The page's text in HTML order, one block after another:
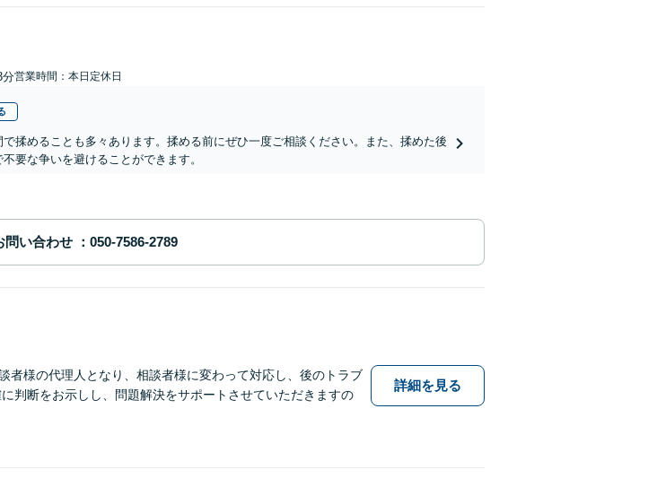
分営業時間：本日定休日
で揉めることも多々あります。揉める前にぜひ一度ご相談ください。また、揉めた後
要な争いを避けることができます。
問い合わせ
者様の代理人となり、相談者様に変わって対応し、後のトラブ
判断をお示しし、問題解決をサポートさせていただきますの
詳細を見る